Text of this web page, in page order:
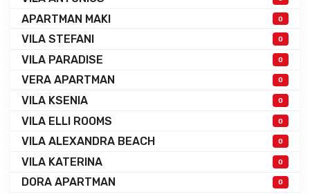
APARTMAN MAKI 0
VILA STEFANI 0
VILA PARADISE 0
VERA APARTMAN 0
VILA KSENIA 0
VILA ELLI ROOMS 0
VILA ALEXANDRA BEACH 0
VILA KATERINA 0
DORA APARTMAN 0